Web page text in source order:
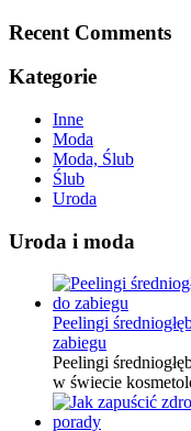
Recent Comments
Kategorie
Inne
Moda
Moda, Ślub
Ślub
Uroda
Uroda i moda
Peelingi
zabiegu
Peelingi
w świecie